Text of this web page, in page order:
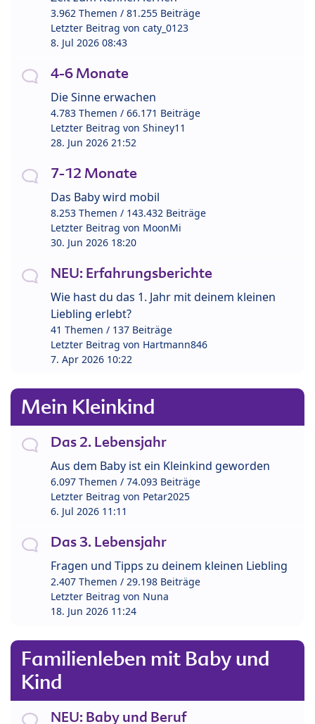
3.962 Themen / 81.255 Beiträge
Letzter Beitrag von caty_0123
8. Jul 2026 08:43
4-6 Monate
Die Sinne erwachen
4.783 Themen / 66.171 Beiträge
Letzter Beitrag von Shiney11
28. Jun 2026 21:52
7-12 Monate
Das Baby wird mobil
8.253 Themen / 143.432 Beiträge
Letzter Beitrag von MoonMi
30. Jun 2026 18:20
NEU: Erfahrungsberichte
Wie hast du das 1. Jahr mit deinem kleinen
Liebling erlebt?
41 Themen / 137 Beiträge
Letzter Beitrag von Hartmann846
7. Apr 2026 10:22
Mein Kleinkind
Das 2. Lebensjahr
Aus dem Baby ist ein Kleinkind geworden
6.097 Themen / 74.093 Beiträge
Letzter Beitrag von Petar2025
6. Jul 2026 11:11
Das 3. Lebensjahr
Fragen und Tipps zu deinem kleinen Liebling
2.407 Themen / 29.198 Beiträge
Letzter Beitrag von Nuna
18. Jun 2026 11:24
Familienleben mit Baby und
Kind
NEU: Baby und Beruf